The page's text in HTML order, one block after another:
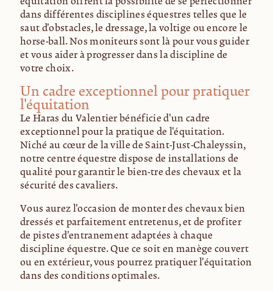
dans différentes disciplines équestres telles que le
saut d'obstacles, le dressage, la voltige ou encore le
horse-ball. Nos moniteurs sont là pour vous guider
et vous aider à progresser dans la discipline de
votre choix.
Un cadre exceptionnel pour pratiquer
l'équitation
Le Haras du Valentier bénéficie d'un cadre
exceptionnel pour la pratique de l'équitation.
Niché au cœur de la ville de Saint-Just-Chaleyssin,
notre centre équestre dispose de installations de
qualité pour garantir le bien-être des chevaux et la
sécurité des cavaliers.
Vous aurez l'occasion de monter des chevaux bien
dressés et parfaitement entretenus, et de profiter
de pistes d'entraînement adaptées à chaque
discipline équestre. Que ce soit en manège couvert
ou en extérieur, vous pourrez pratiquer l'équitation
dans des conditions optimales.